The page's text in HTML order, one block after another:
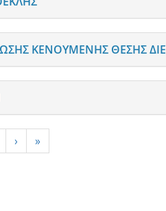
ΚΕΝΟΥΜΕΝΗΣ ΘΕΣΗΣ
› »